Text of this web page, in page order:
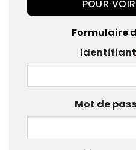
POUR
Formulaire
Identifiant
Mot de